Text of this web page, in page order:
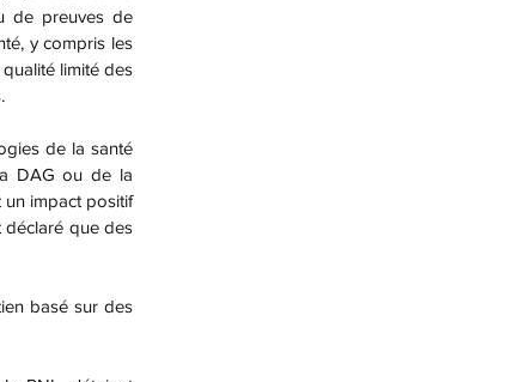
de preuves de
y compris les
limité des
DAG ou de la
un impact positif
déclaré que des